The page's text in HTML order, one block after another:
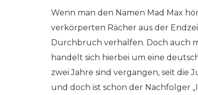
Wenn man den Namen Mad Max
verkörperten Rächer aus der
Durchbruch verhalfen. Doch auch
handelt sich hierbei um eine
zwei Jahre sind vergangen, seit die
und doch ist schon der Nachfolger